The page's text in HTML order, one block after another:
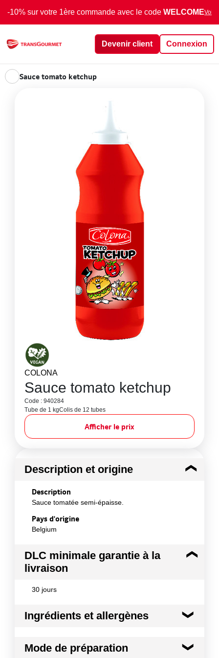
-10% sur votre 1ère commande avec le code WELCOMEVoir
Devenir client Connexion
Sauce tomato ketchup
COLONA
Sauce tomato ketchup
Code : 940284
Tube de 1 kgColis de 12 tubes
Afficher le prix
Description et origine
Description
Sauce tomatée semi-épaisse.
Pays d'origine
Belgium
DLC minimale garantie à la
livraison
30 jours
Ingrédients et allergènes
Purée de tomates double concentrée (35 % soit
Mode de préparation